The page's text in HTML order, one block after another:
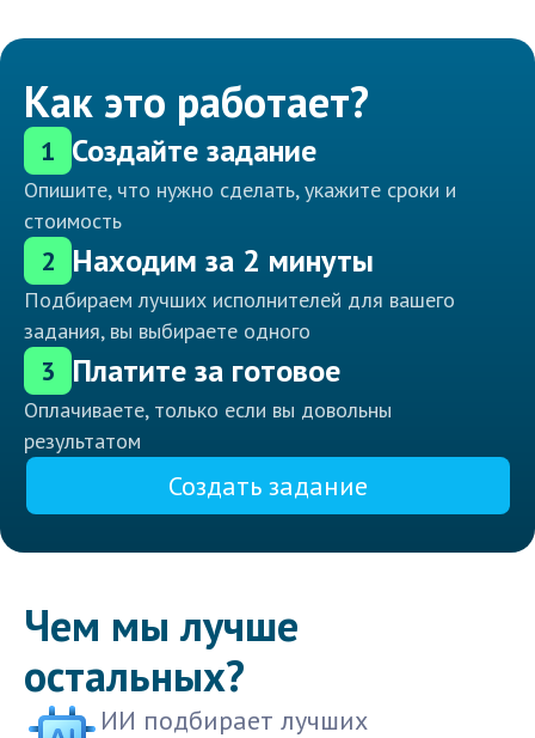
Как это работает?
1 Создайте задание
Опишите, что нужно сделать, укажите сроки и
стоимость
2 Находим за 2 минуты
Подбираем лучших исполнителей для вашего
задания, вы выбираете одного
3 Платите за готовое
Оплачиваете, только если вы довольны
результатом
Создать задание
Чем мы лучше
остальных?
ИИ подбирает лучших